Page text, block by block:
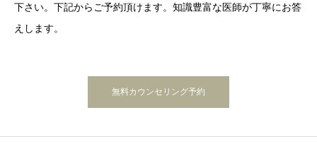
下さい。下記からご予約頂けます。知識豊富な医師が丁寧にお答
えします。
無料カウンセリング予約